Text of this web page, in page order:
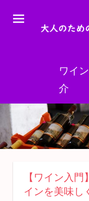
プ
ワイ
介
【ワイン入
インを美味し